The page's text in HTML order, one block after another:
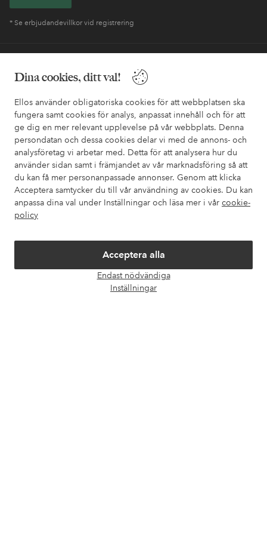
Dina cookies, ditt val!
Ellos använder obligatoriska cookies för att webbplatsen ska
fungera samt cookies för analys, anpassat innehåll och för att
ge dig en mer relevant upplevelse på vår webbplats. Denna
persondatan och dessa cookies delar vi med de annons- och
analysföretag vi arbetar med. Detta för att analysera hur du
använder sidan samt i främjandet av vår marknadsföring så att
du kan få mer personanpassade annonser. Genom att klicka
Acceptera samtycker du till vår användning av cookies. Du kan
anpassa dina val under Inställningar och läsa mer i vår cookie-
policy
Acceptera alla
Endast nödvändiga
Inställningar
* Se erbjudandevillkor vid registrering
I vår FAQ hittar du svaren på de vanligaste frågorna. Här finns
också information om hur du enklast kontaktar oss.
Kundservice Beställning Betalsätt
Mina sidor
Om Ellos